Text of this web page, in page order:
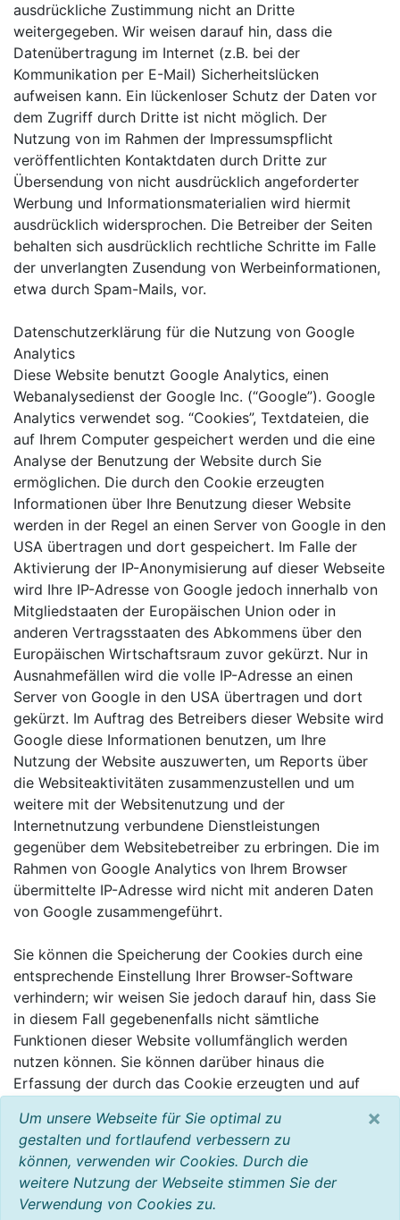
ausdrückliche Zustimmung nicht an Dritte
weitergegeben. Wir weisen darauf hin, dass die
Datenübertragung im Internet (z.B. bei der
Kommunikation per E-Mail) Sicherheitslücken
aufweisen kann. Ein lückenloser Schutz der Daten vor
dem Zugriff durch Dritte ist nicht möglich. Der
Nutzung von im Rahmen der Impressumspflicht
veröffentlichten Kontaktdaten durch Dritte zur
Übersendung von nicht ausdrücklich angeforderter
Werbung und Informationsmaterialien wird hiermit
ausdrücklich widersprochen. Die Betreiber der Seiten
behalten sich ausdrücklich rechtliche Schritte im Falle
der unverlangten Zusendung von Werbeinformationen,
etwa durch Spam-Mails, vor.
Datenschutzerklärung für die Nutzung von Google
Analytics
Diese Website benutzt Google Analytics, einen
Webanalysedienst der Google Inc. (“Google”). Google
Analytics verwendet sog. “Cookies”, Textdateien, die
auf Ihrem Computer gespeichert werden und die eine
Analyse der Benutzung der Website durch Sie
ermöglichen. Die durch den Cookie erzeugten
Informationen über Ihre Benutzung dieser Website
werden in der Regel an einen Server von Google in den
USA übertragen und dort gespeichert. Im Falle der
Aktivierung der IP-Anonymisierung auf dieser Webseite
wird Ihre IP-Adresse von Google jedoch innerhalb von
Mitgliedstaaten der Europäischen Union oder in
anderen Vertragsstaaten des Abkommens über den
Europäischen Wirtschaftsraum zuvor gekürzt. Nur in
Ausnahmefällen wird die volle IP-Adresse an einen
Server von Google in den USA übertragen und dort
gekürzt. Im Auftrag des Betreibers dieser Website wird
Google diese Informationen benutzen, um Ihre
Nutzung der Website auszuwerten, um Reports über
die Websiteaktivitäten zusammenzustellen und um
weitere mit der Websitenutzung und der
Internetnutzung verbundene Dienstleistungen
gegenüber dem Websitebetreiber zu erbringen. Die im
Rahmen von Google Analytics von Ihrem Browser
übermittelte IP-Adresse wird nicht mit anderen Daten
von Google zusammengeführt.
Sie können die Speicherung der Cookies durch eine
entsprechende Einstellung Ihrer Browser-Software
verhindern; wir weisen Sie jedoch darauf hin, dass Sie
in diesem Fall gegebenenfalls nicht sämtliche
Funktionen dieser Website vollumfänglich werden
nutzen können. Sie können darüber hinaus die
Erfassung der durch das Cookie erzeugten und auf
IP-Adresse) an Google sowie die Verarbeitung dieser
Daten durch Google verhindern, indem sie das unter
dem folgenden Link verfügbare Browser-Plugin
herunterladen und installieren:
http://tools.google.com/dlpage/gaoptout?hl=de.
Um unsere Webseite für Sie optimal zu
gestalten und fortlaufend verbessern zu
können, verwenden wir Cookies. Durch die
weitere Nutzung der Webseite stimmen Sie der
Verwendung von Cookies zu.
×